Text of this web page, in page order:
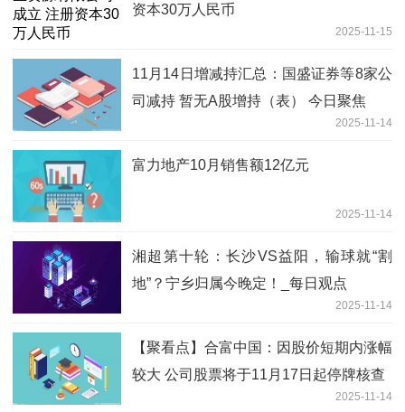
资本30万人民币
2025-11-15
11月14日增减持汇总：国盛证券等8家公
司减持 暂无A股增持（表） 今日聚焦
2025-11-14
富力地产10月销售额12亿元
2025-11-14
湘超第十轮：长沙VS益阳，输球就“割
地”？宁乡归属今晚定！_每日观点
2025-11-14
【聚看点】合富中国：因股价短期内涨幅
较大 公司股票将于11月17日起停牌核查
2025-11-14